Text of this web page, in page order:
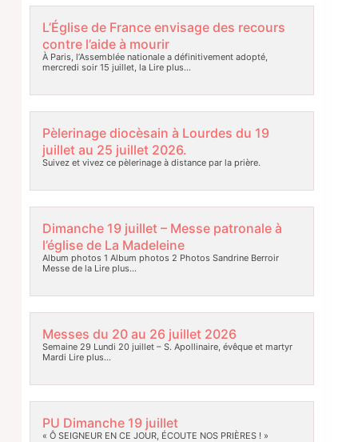
L’Église de France envisage des recours
contre l’aide à mourir
À Paris, l’Assemblée nationale a définitivement adopté,
mercredi soir 15 juillet, laLire plus…
Pèlerinage diocèsain à Lourdes du 19
juillet au 25 juillet 2026.
Suivez et vivez ce pèlerinage à distance par la prière.
Dimanche 19 juillet – Messe patronale à
l’église de La Madeleine
Album photos 1 Album photos 2 Photos Sandrine Berroir
Messe de laLire plus…
Messes du 20 au 26 juillet 2026
Semaine 29 Lundi 20 juillet – S. Apollinaire, évêque et martyr
Mardi Lire plus…
PU Dimanche 19 juillet
« Ô SEIGNEUR EN CE JOUR, ÉCOUTE NOS PRIÈRES ! »